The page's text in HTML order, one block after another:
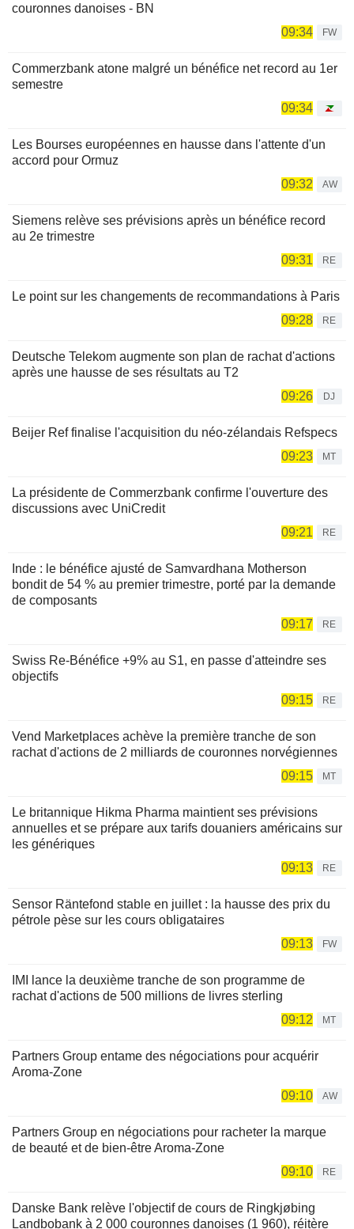
couronnes danoises - BN
09:34
FW
Commerzbank atone malgré un bénéfice net record au 1er
semestre
09:34
Les Bourses européennes en hausse dans l'attente d'un
accord pour Ormuz
09:32
AW
Siemens relève ses prévisions après un bénéfice record
au 2e trimestre
09:31
RE
Le point sur les changements de recommandations à Paris
09:28
RE
Deutsche Telekom augmente son plan de rachat d'actions
après une hausse de ses résultats au T2
09:26
DJ
Beijer Ref finalise l'acquisition du néo-zélandais Refspecs
09:23
MT
La présidente de Commerzbank confirme l'ouverture des
discussions avec UniCredit
09:21
RE
Inde : le bénéfice ajusté de Samvardhana Motherson
bondit de 54 % au premier trimestre, porté par la demande
de composants
09:17
RE
Swiss Re-Bénéfice +9% au S1, en passe d'atteindre ses
objectifs
09:15
RE
Vend Marketplaces achève la première tranche de son
rachat d'actions de 2 milliards de couronnes norvégiennes
09:15
MT
Le britannique Hikma Pharma maintient ses prévisions
annuelles et se prépare aux tarifs douaniers américains sur
les génériques
09:13
RE
Sensor Räntefond stable en juillet : la hausse des prix du
pétrole pèse sur les cours obligataires
09:13
FW
IMI lance la deuxième tranche de son programme de
rachat d'actions de 500 millions de livres sterling
09:12
MT
Partners Group entame des négociations pour acquérir
Aroma-Zone
09:10
AW
Partners Group en négociations pour racheter la marque
de beauté et de bien-être Aroma-Zone
09:10
RE
Danske Bank relève l'objectif de cours de Ringkjøbing
Landbobank à 2 000 couronnes danoises (1 960), réitère